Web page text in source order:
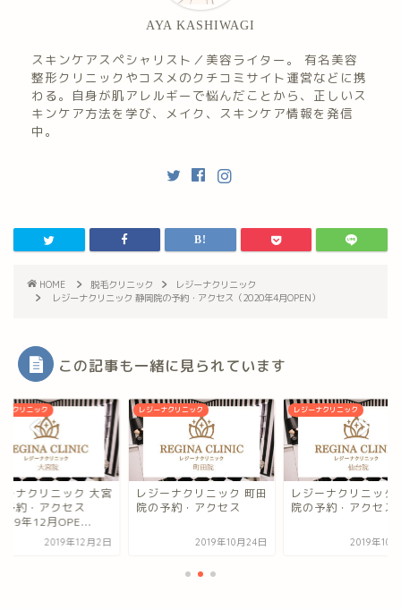
AYA KASHIWAGI
スキンケアスペシャリスト／美容ライター。 有名美容
整形クリニックやコスメのクチコミサイト運営などに携
わる。自身が肌アレルギーで悩んだことから、正しいス
キンケア方法を学び、メイク、スキンケア情報を発信
中。
HOME 脱毛クリニック
レジーナクリニック
レジーナクリニック 静岡院の予約・アクセス（2020年4月OPEN）
この記事も一緒に見られています
ナクリニック
ーナクリニック 大宮
予約・アクセス
年12月OPE...
2019年12月2日
レジーナクリニック
レジーナクリニック 町田
院の予約・アクセス
2019年10月24日
レジーナクリニック
レジーナクリニック
院の予約・アクセス
2019年10